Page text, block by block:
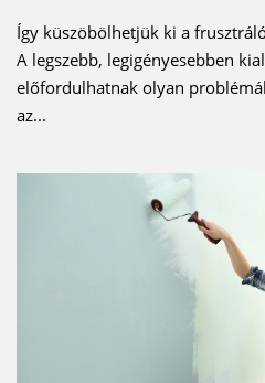
Így küszöbölhetjük ki a
A legszebb, legigényesebben
előfordulhatnak olyan
az...